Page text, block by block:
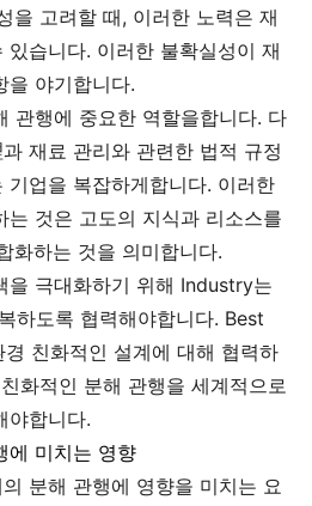
을 고려할 때, 이러한 노력은 재
습니다. 이러한 불확실성이 재
을 야기합니다.
관행에 중요한 역할을합니다. 다
재료 관리와 관련한 법적 규정
기업을 복잡하게합니다. 이러한
는 것은 고도의 지식과 리소스를
화하는 것을 의미합니다.
을 극대화하기 위해 Industry는
하도록 협력해야합니다. Best
친화적인 설계에 대해 협력하
화적인 분해 관행을 세계적으로
야합니다.
에 미치는 영향
분해 관행에 영향을 미치는 요